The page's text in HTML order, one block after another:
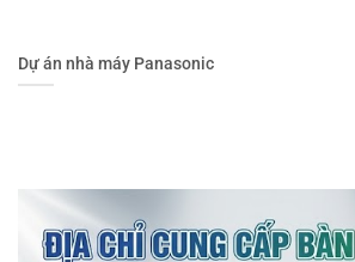
Dự án nhà máy Panasonic